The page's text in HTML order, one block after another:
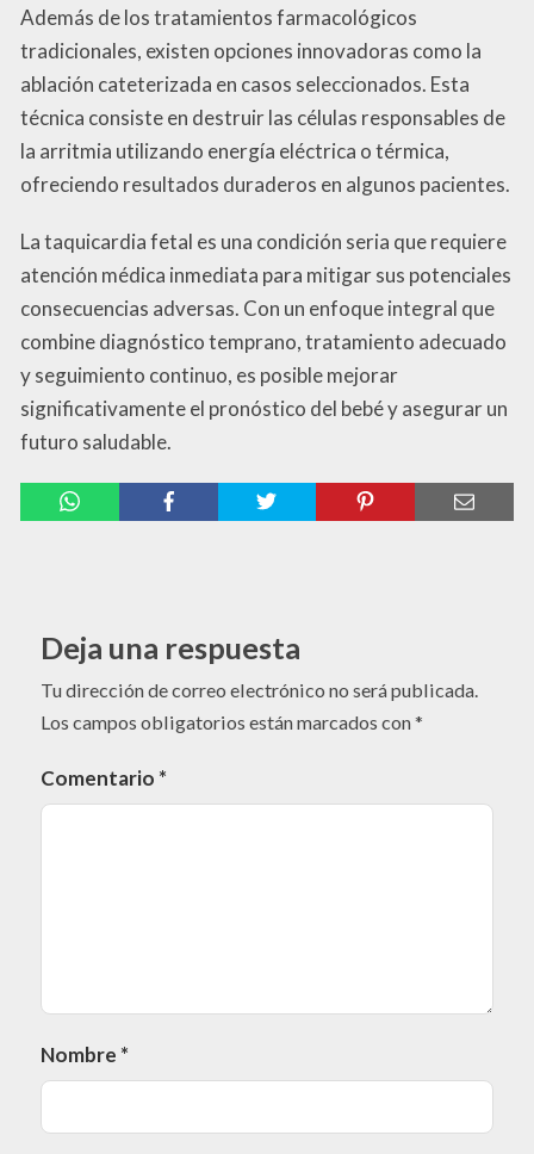
Además de los tratamientos farmacológicos
tradicionales, existen opciones innovadoras como la
ablación cateterizada en casos seleccionados. Esta
técnica consiste en destruir las células responsables de
la arritmia utilizando energía eléctrica o térmica,
ofreciendo resultados duraderos en algunos pacientes.
La taquicardia fetal es una condición seria que requiere
atención médica inmediata para mitigar sus potenciales
consecuencias adversas. Con un enfoque integral que
combine diagnóstico temprano, tratamiento adecuado
y seguimiento continuo, es posible mejorar
significativamente el pronóstico del bebé y asegurar un
futuro saludable.
Deja una respuesta
Tu dirección de correo electrónico no será publicada.
Los campos obligatorios están marcados con*
Comentario *
Nombre *